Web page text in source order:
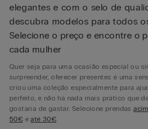
elegantes e com o selo de
descubra modelos para todos
Selecione o preço e encontre o
cada mulher
Quer seja para uma ocasião especial ou
surpreender, oferecer presentes é uma
criou uma coleção especialmente para
perfeito, e não há nada mais prático que
gostaria de gastar. Selecione prendas
50€ eaté 30€.